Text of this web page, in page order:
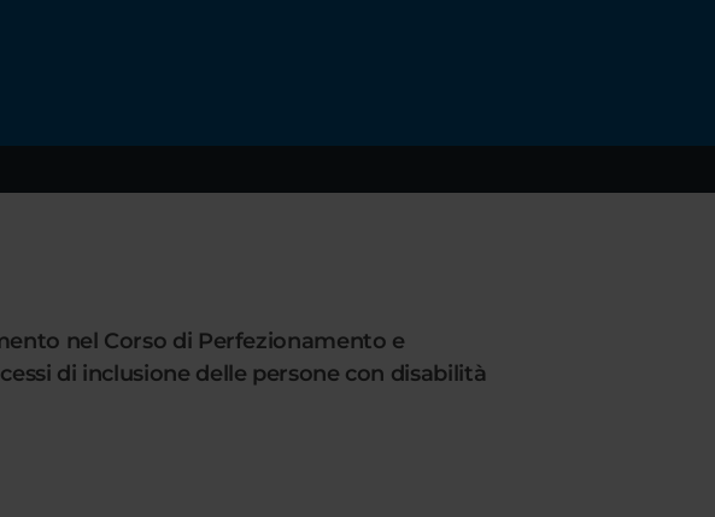
nel Corso di Perfezionamento e
di inclusione delle persone con disabilità